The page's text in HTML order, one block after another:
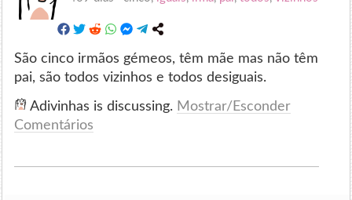
São cinco irmãos gémeos, têm mãe mas não têm
pai, são todos vizinhos e todos desiguais.
Adivinhas is discussing. Mostrar/Esconder
Comentários